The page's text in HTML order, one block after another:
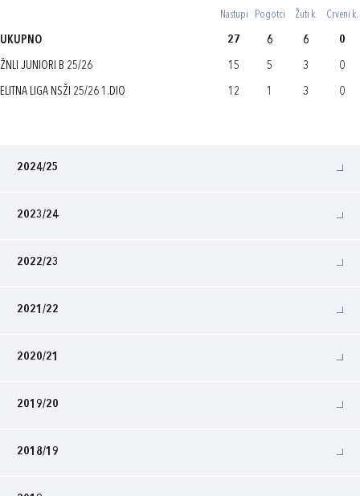
Nastupi Pogotci Žuti k. Crveni k.
UKUPNO 27 6 6 0
ŽNLI JUNIORI B 25/26 15 5 3 0
ELITNA LIGA NSŽI 25/26 1.DIO 12 1 3 0
2024/25
2023/24
2022/23
2021/22
2020/21
2019/20
2018/19